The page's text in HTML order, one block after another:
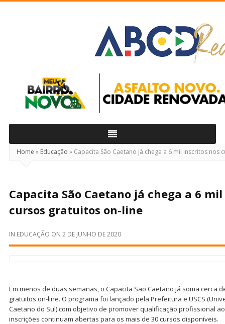
Real
Home » Educação » Capacita São Caetano já chega a 6 mil inscritos nos
Capacita São Caetano já chega a 6
cursos gratuitos on-line
IN EDUCAÇÃO ON 2 DE JUNHO DE 2020
Em menos de duas semanas, o Capacita São Caetano já soma cerca
gratuitos on-line. O programa foi lançado pela Prefeitura e USCS
Caetano do Sul) com objetivo de promover qualificação profissional
inscrições continuam abertas para os mais de 30 cursos disponíveis.